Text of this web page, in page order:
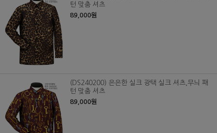
턴 맞춤 셔츠
89,000원
(DS240200) 은은한 실크 광택 실크 셔츠,무늬 패
턴 맞춤 셔츠
89,000원